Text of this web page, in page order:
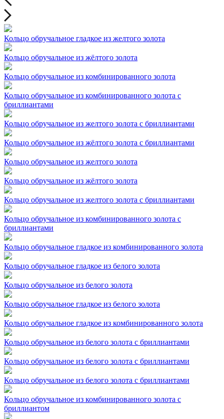
Кольцо обручальное гладкое из желтого золота
Кольцо обручальное из жёлтого золота
Кольцо обручальное из комбинированного золота
Кольцо обручальное из комбинированного золота с
бриллиантами
Кольцо обручальное из желтого золота с бриллиантами
Кольцо обручальное из жёлтого золота с бриллиантами
Кольцо обручальное из желтого золота
Кольцо обручальное из жёлтого золота
Кольцо обручальное из желтого золота с бриллиантами
Кольцо обручальное из комбинированного золота с
бриллиантами
Кольцо обручальное гладкое из комбинированного золота
Кольцо обручальное гладкое из белого золота
Кольцо обручальное из белого золота
Кольцо обручальное гладкое из белого золота
Кольцо обручальное гладкое из комбинированного золота
Кольцо обручальное из белого золота с бриллиантами
Кольцо обручальное из белого золота с бриллиантами
Кольцо обручальное из белого золота с бриллиантами
Кольцо обручальное из комбинированного золота с
бриллиантом